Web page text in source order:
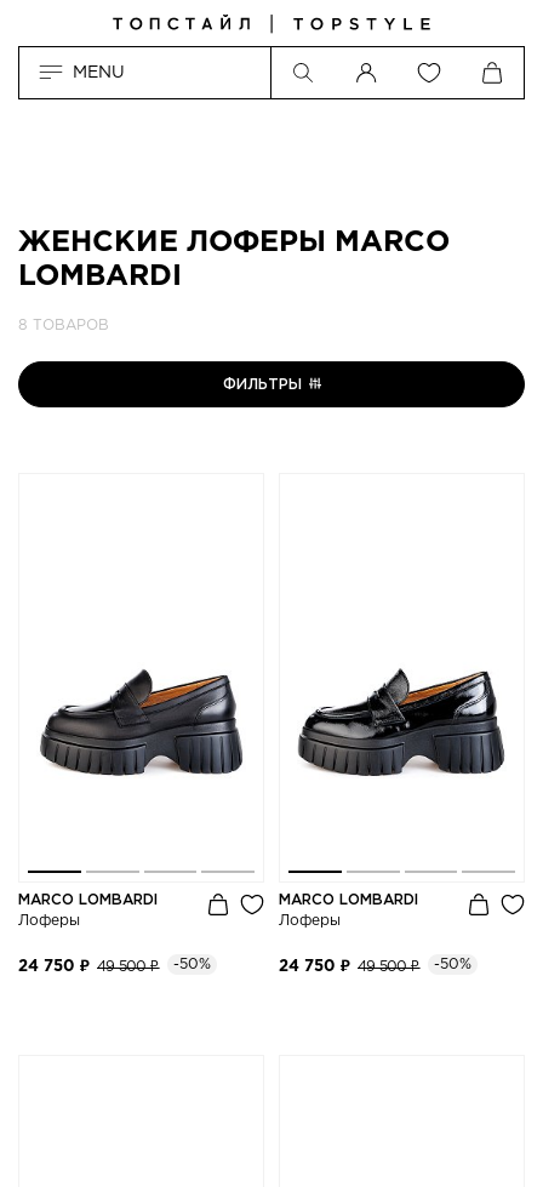
MENU
ЖЕНСКИЕ ЛОФЕРЫ MARCO
LOMBARDI
8 ТОВАРОВ
ФИЛЬТРЫ
MARCO LOMBARDI
Лоферы
24 750 ₽ 49 500 ₽ -50%
MARCO LOMBARDI
Лоферы
24 750 ₽ 49 500 ₽ -50%